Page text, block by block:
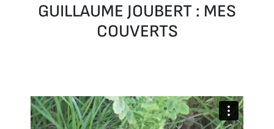
GUILLAUME JOUBERT : MES
COUVERTS